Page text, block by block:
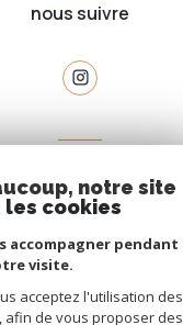
nous suivre
propriétaire
SE CONNECTER
notre site
cookies
accompagner pendant
visite.
acceptez l'utilisation des
afin de vous proposer des